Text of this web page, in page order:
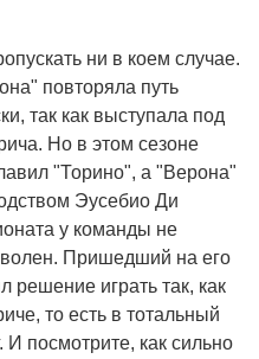
ни в коем случае.
повторяла путь
так как выступала под
Но в этом сезоне
"Торино", а "Верона"
Эусебио Ди
у команды не
Пришедший на его
решение играть так, как
то есть в тотальный
И посмотрите, как сильно